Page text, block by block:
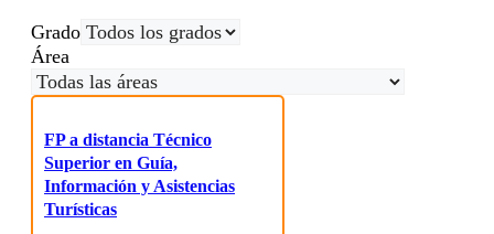
Grado
Área
FP a distancia Técnico
Superior en Guía,
Información y Asistencias
Turísticas